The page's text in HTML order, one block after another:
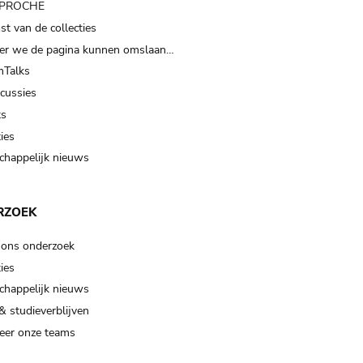
van de collecties
we de pagina kunnen omslaan…
nieuws
onderzoek
nieuws
studieverblijven
onze teams